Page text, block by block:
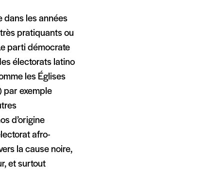
dans les années
pratiquants ou
parti démocrate
électorats latino
les Églises
par exemple
d’origine
afro-
la cause noire,
et surtout